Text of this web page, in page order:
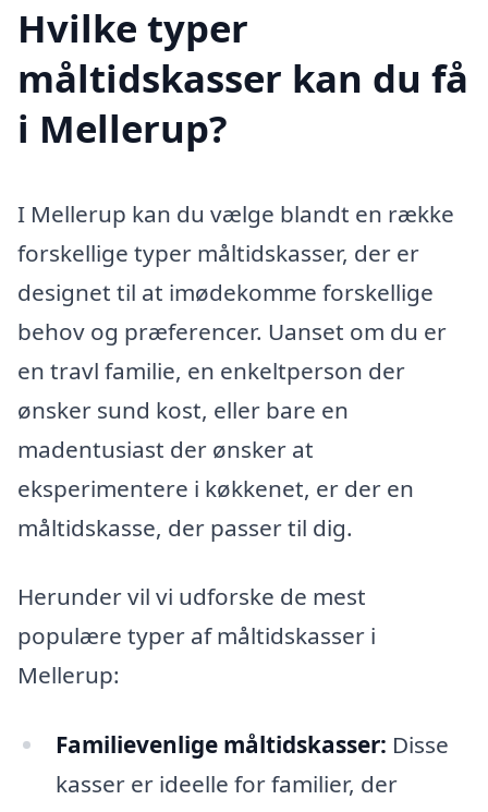
Hvilke typer
måltidskasser kan du få
i Mellerup?
I Mellerup kan du vælge blandt en række
forskellige typer måltidskasser, der er
designet til at imødekomme forskellige
behov og præferencer. Uanset om du er
en travl familie, en enkeltperson der
ønsker sund kost, eller bare en
madentusiast der ønsker at
eksperimentere i køkkenet, er der en
måltidskasse, der passer til dig.
Herunder vil vi udforske de mest
populære typer af måltidskasser i
Mellerup:
Familievenlige måltidskasser: Disse
kasser er ideelle for familier, der